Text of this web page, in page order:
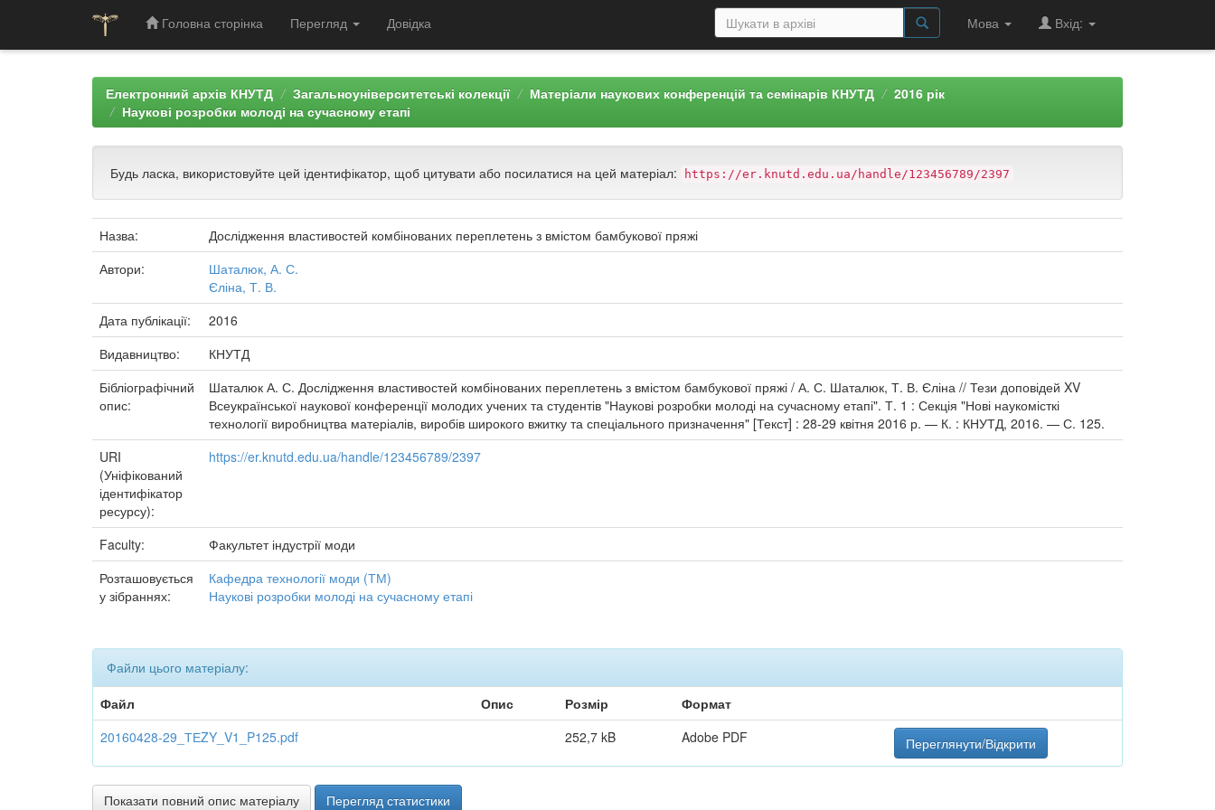
Головна сторінка Перегляд Довідка Мова Вхід:
Електронний архів КНУТД Загальноуніверситетські колекції Матеріали наукових конференцій та семінарів КНУТД
2016 рік
Наукові розробки молоді на сучасному етапі
Будь ласка, використовуйте цей ідентифікатор, щоб цитувати або посилатися на цей матеріал: https://er.knutd.edu.ua/handle/123456789/2397
Назва:
Дослідження властивостей комбінованих переплетень з вмістом бамбукової пряжі
Автори:
Шаталюк, А. С.
Єліна, Т. В.
Дата публікації:
2016
Видавництво:
КНУТД
Бібліографічний
опис:
Шаталюк А. С. Дослідження властивостей комбінованих переплетень з вмістом бамбукової пряжі / А. С. Шаталюк, Т. В. Єліна // Тези доповідей XV
Всеукраїнської наукової конференції молодих учених та студентів "Наукові розробки молоді на сучасному етапі". Т. 1 : Секція "Нові наукомісткі
технології виробництва матеріалів, виробів широкого вжитку та спеціального призначення" [Текст] : 28-29 квітня 2016 р. — К. : КНУТД, 2016. — С. 125.
URI
(Уніфікований
ідентифікатор
ресурсу):
https://er.knutd.edu.ua/handle/123456789/2397
Faculty:
Факультет індустрії моди
Розташовується
у зібраннях:
Кафедра технології моди (ТМ)
Наукові розробки молоді на сучасному етапі
Файли цього матеріалу:
Файл
Опис Розмір
Формат
20160428-29_ТЕZY_V1_P125.pdf
252,7 kB Adobe PDF Переглянути/Відкрити
Показати повний опис матеріалу Перегляд статистики